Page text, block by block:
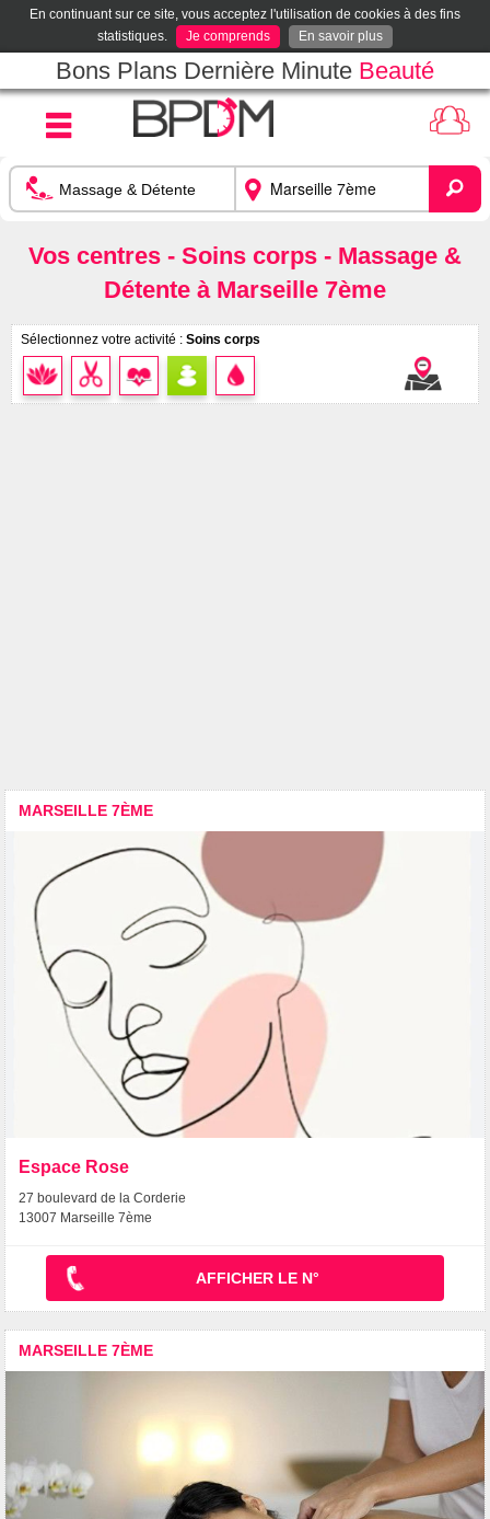
En continuant sur ce site, vous acceptez l'utilisation de cookies à des fins
statistiques.
Je comprends En savoir plus
Bons Plans Dernière Minute Beauté
Vos centres - Soins corps - Massage &
Détente à Marseille 7ème
Sélectionnez votre activité : Soins corps
MARSEILLE 7ÈME
Espace Rose
27 boulevard de la Corderie
13007 Marseille 7ème
AFFICHER LE N°
MARSEILLE 7ÈME